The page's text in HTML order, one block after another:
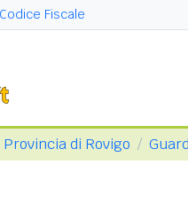
Fiscale
Provincia di Rovigo